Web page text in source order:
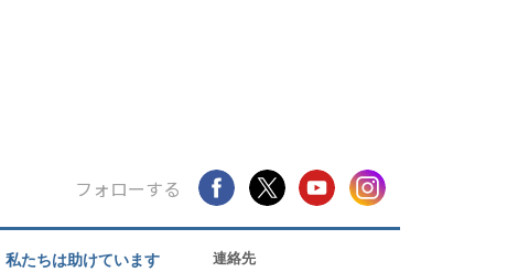
フォローする
私たちは助けています
連絡先